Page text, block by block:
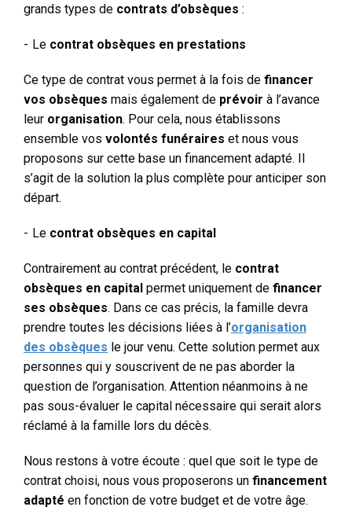
grands types de contrats d’obsèques :
Le contrat obsèques en prestations
Ce type de contrat vous permet à la fois de financer
vos obsèques mais également de prévoir à l’avance
leur organisation. Pour cela, nous établissons
ensemble vos volontés funéraires et nous vous
proposons sur cette base un financement adapté. Il
s’agit de la solution la plus complète pour anticiper son
départ.
Le contrat obsèques en capital
Contrairement au contrat précédent, le contrat
obsèques en capital permet uniquement de financer
ses obsèques. Dans ce cas précis, la famille devra
prendre toutes les décisions liées à l’organisation
des obsèques le jour venu. Cette solution permet aux
personnes qui y souscrivent de ne pas aborder la
question de l’organisation. Attention néanmoins à ne
pas sous-évaluer le capital nécessaire qui serait alors
réclamé à la famille lors du décès.
Nous restons à votre écoute : quel que soit le type de
contrat choisi, nous vous proposerons un financement
adapté en fonction de votre budget et de votre âge.